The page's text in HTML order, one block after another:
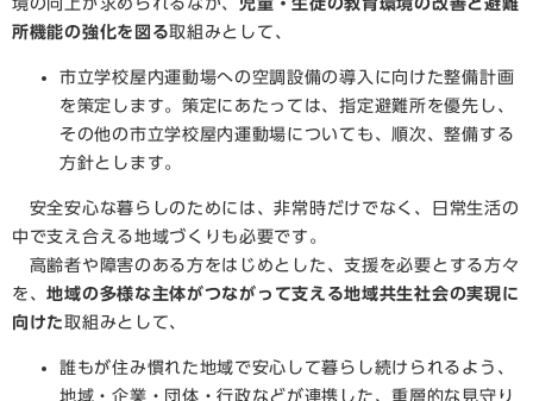
境の向上が求められるなか、 児童・生徒の教育環境の改善と避難
所機能の強化を図る取組みとして、
市立学校屋内運動場への空調設備の導入に向けた整備計画
を策定します。策定にあたっては、指定避難所を優先し、
その他の市立学校屋内運動場についても、順次、整備する
方針とします。
安全安心な暮らしのためには、非常時だけでなく、日常生活の
中で支え合える地域づくりも必要です。
​ 高齢者や障害のある方をはじめとした、支援を必要とする方々
を、地域の多様な主体がつながって支える地域共生社会の実現に
向けた取組みとして、
誰もが住み慣れた地域で安心して暮らし続けられるよう、
地域・企業・団体・行政などが連携した、重層的な見守り